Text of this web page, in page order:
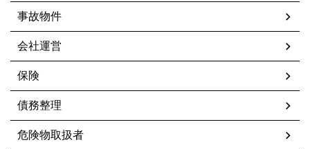
事故物件
会社運営
保険
債務整理
危険物取扱者